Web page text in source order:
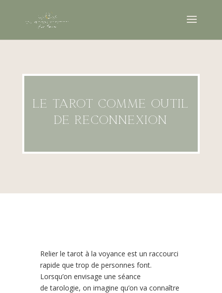
Le tarot comme outil
de reconnexion
Relier le tarot à la voyance est un raccourci
rapide que trop de personnes font.
Lorsqu’on envisage une séance
de tarologie, on imagine qu’on va connaître